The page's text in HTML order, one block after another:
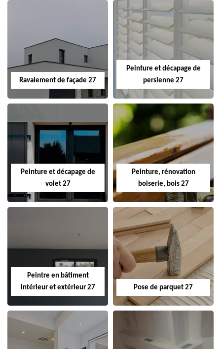
Ravalement de façade 27
Peinture et décapage de
persienne 27
Peinture et décapage de
volet 27
Peinture, rénovation
boiserie, bois 27
Peintre en bâtiment
intérieur et extérieur 27
Pose de parquet 27